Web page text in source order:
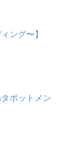
ング〜】
ポットメン